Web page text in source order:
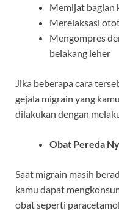
Memijat bagian
Merelaksasi
Mengompres
belakang leher
Jika beberapa cara
gejala migrain yang
dilakukan dengan
Obat Pereda
Saat migrain masih
kamu dapat
obat seperti